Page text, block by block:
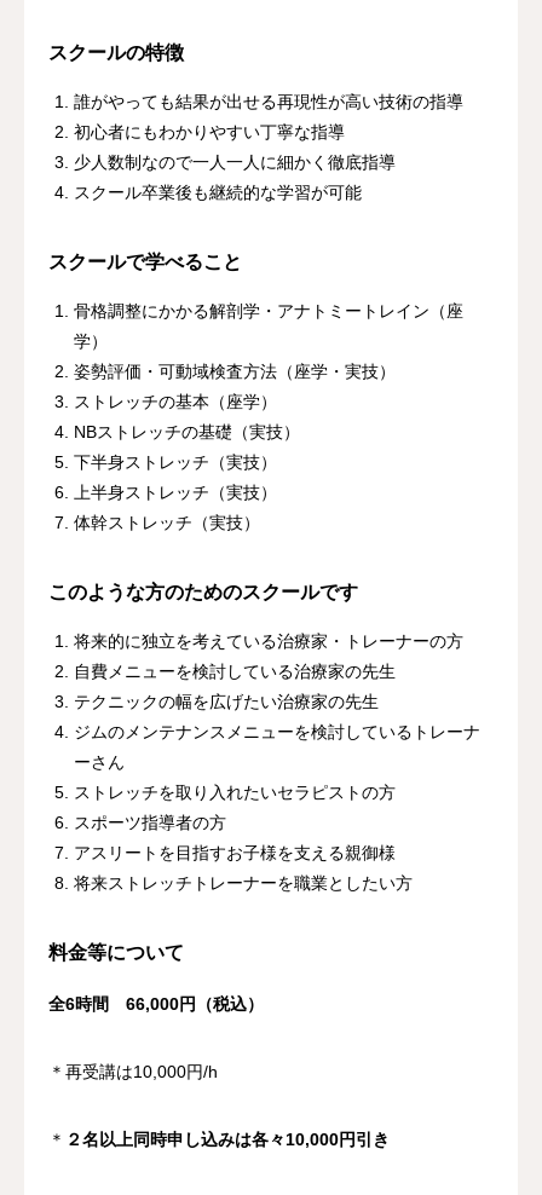
スクールの特徴
誰がやっても結果が出せる再現性が高い技術の指導
初心者にもわかりやすい丁寧な指導
少人数制なので一人一人に細かく徹底指導
スクール卒業後も継続的な学習が可能
スクールで学べること
骨格調整にかかる解剖学・アナトミートレイン（座
学）
姿勢評価・可動域検査方法（座学・実技）
ストレッチの基本（座学）
NBストレッチの基礎（実技）
下半身ストレッチ（実技）
上半身ストレッチ（実技）
体幹ストレッチ（実技）
このような方のためのスクールです
将来的に独立を考えている治療家・トレーナーの方
自費メニューを検討している治療家の先生
テクニックの幅を広げたい治療家の先生
ジムのメンテナンスメニューを検討しているトレーナ
ーさん
ストレッチを取り入れたいセラピストの方
スポーツ指導者の方
アスリートを目指すお子様を支える親御様
将来ストレッチトレーナーを職業としたい方
料金等について
全6時間 66,000円（税込）
＊再受講は10,000円/h
＊ ２名以上同時申し込みは各々10,000円引き